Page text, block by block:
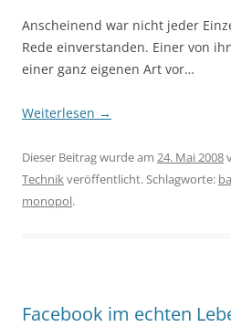
Anscheinend war nicht jeder
Rede einverstanden. Einer von
einer ganz eigenen Art vor…
Weiterlesen →
Dieser Beitrag wurde am 24. Mai 2008
Technikveröffentlicht. Schlagworte:
monopol.
Facebook im echten